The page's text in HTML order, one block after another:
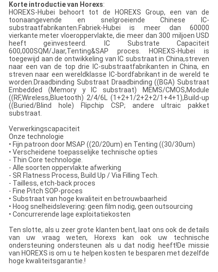
Korte introductie van Horexs:
HOREXS-Hubei behoort tot de HOREXS Group, een van de
toonaangevende en snelgroeiende Chinese IC-
substraatfabrikanten.Fabriek-Hubei is meer dan 60000
vierkante meter vloeroppervlakte, die meer dan 300 miljoen USD
heeft geïnvesteerd. IC Substrate Capaciteit
600,000SQM/Jaar,Tenting&SAP proces. HOREXS-Hubei is
toegewijd aan de ontwikkeling van IC substraat in China,streven
naar een van de top drie IC-substraatfabrikanten in China, en
streven naar een wereldklasse IC-bordfabrikant in de wereld te
worden.Draadbinding Substraat Draadbinding ((BGA) Substraat
Embedded (Memory y IC substraat) MEMS/CMOS,Module
((RF,Wireless,Bluetooth) 2/4/6L (1+2+1/2+2+2/1+4+1),Build-up
((Buried/Blind hole) Flipchip CSP; andere ultraic pakket
substraat.
Verwerkingscapaciteit
Onze technologie
• Fijn patroon door MSAP ((20/20um) en Tenting ((30/30um)
• Verscheidene toepasselijke technische opties
- Thin Core technologie.
- Alle soorten oppervlakte afwerking
- SR Flatness Process, Build Up / Via Filling Tech.
- Tailless, etch-back proces
- Fine Pitch SOP-proces
• Substraat van hoge kwaliteit en betrouwbaarheid
• Hoog snelheidslevering: geen film nodig, geen outsourcing
• Concurrerende lage exploitatiekosten
Ten slotte, als u zeer grote klanten bent, laat ons ook de details
van uw vraag weten, Horexs kan ook uw technische
ondersteuning ondersteunen als u dat nodig heeft!De missie
van HOREXS is om u te helpen kosten te besparen met dezelfde
hoge kwaliteitsgarantie.!